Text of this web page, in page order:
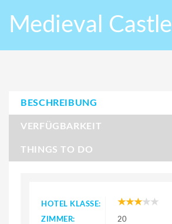
Medieval Castle
BESCHREIBUNG
VERFÜGBARKEIT
THINGS TO DO
HOTEL KLASSE:
ZIMMER:
20